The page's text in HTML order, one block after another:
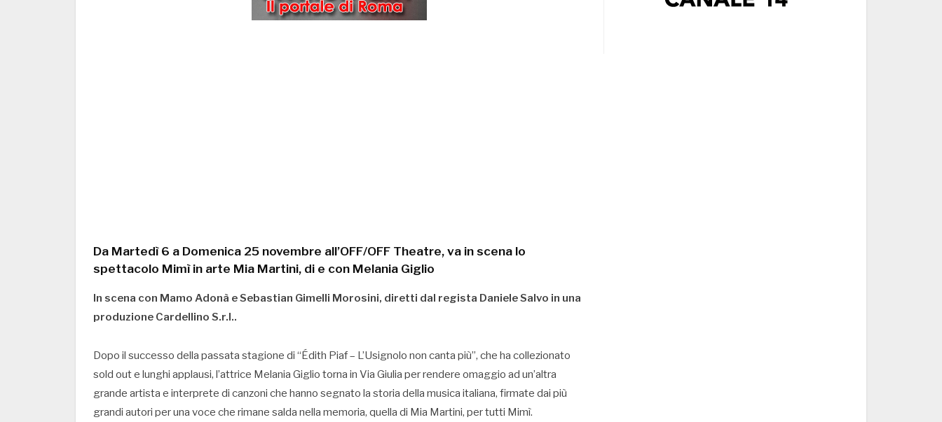
Da Martedì 6 a Domenica 25 novembre all’OFF/OFF Theatre, va in scena lo
spettacolo Mimì in arte Mia Martini, di e con Melania Giglio
In scena con Mamo Adonà e Sebastian Gimelli Morosini, diretti dal regista Daniele Salvo in una
produzione Cardellino S.r.l..
Dopo il successo della passata stagione di “Édith Piaf – L’Usignolo non canta più”, che ha collezionato
sold out e lunghi applausi, l’attrice Melania Giglio torna in Via Giulia per rendere omaggio ad un’altra
grande artista e interprete di canzoni che hanno segnato la storia della musica italiana, firmate dai più
grandi autori per una voce che rimane salda nella memoria, quella di Mia Martini, per tutti Mimì.